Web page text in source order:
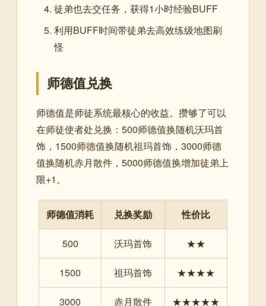
徒弟也去交任务，获得1小时经验BUFF
利用BUFF时间带徒弟去高效练级地图刷
怪
师德值兑换
师德值是师徒系统最核心的收益。攒够了可以
在师徒使者处兑换：500师德值换随机沃玛首
饰，1500师德值换随机祖玛首饰，3000师德
值换随机赤月散件，5000师德值换增加徒弟上
限+1。
师德值消耗 兑换奖励 性价比
500 沃玛首饰 ★★
1500 祖玛首饰 ★★★★
3000 赤月散件 ★★★★★